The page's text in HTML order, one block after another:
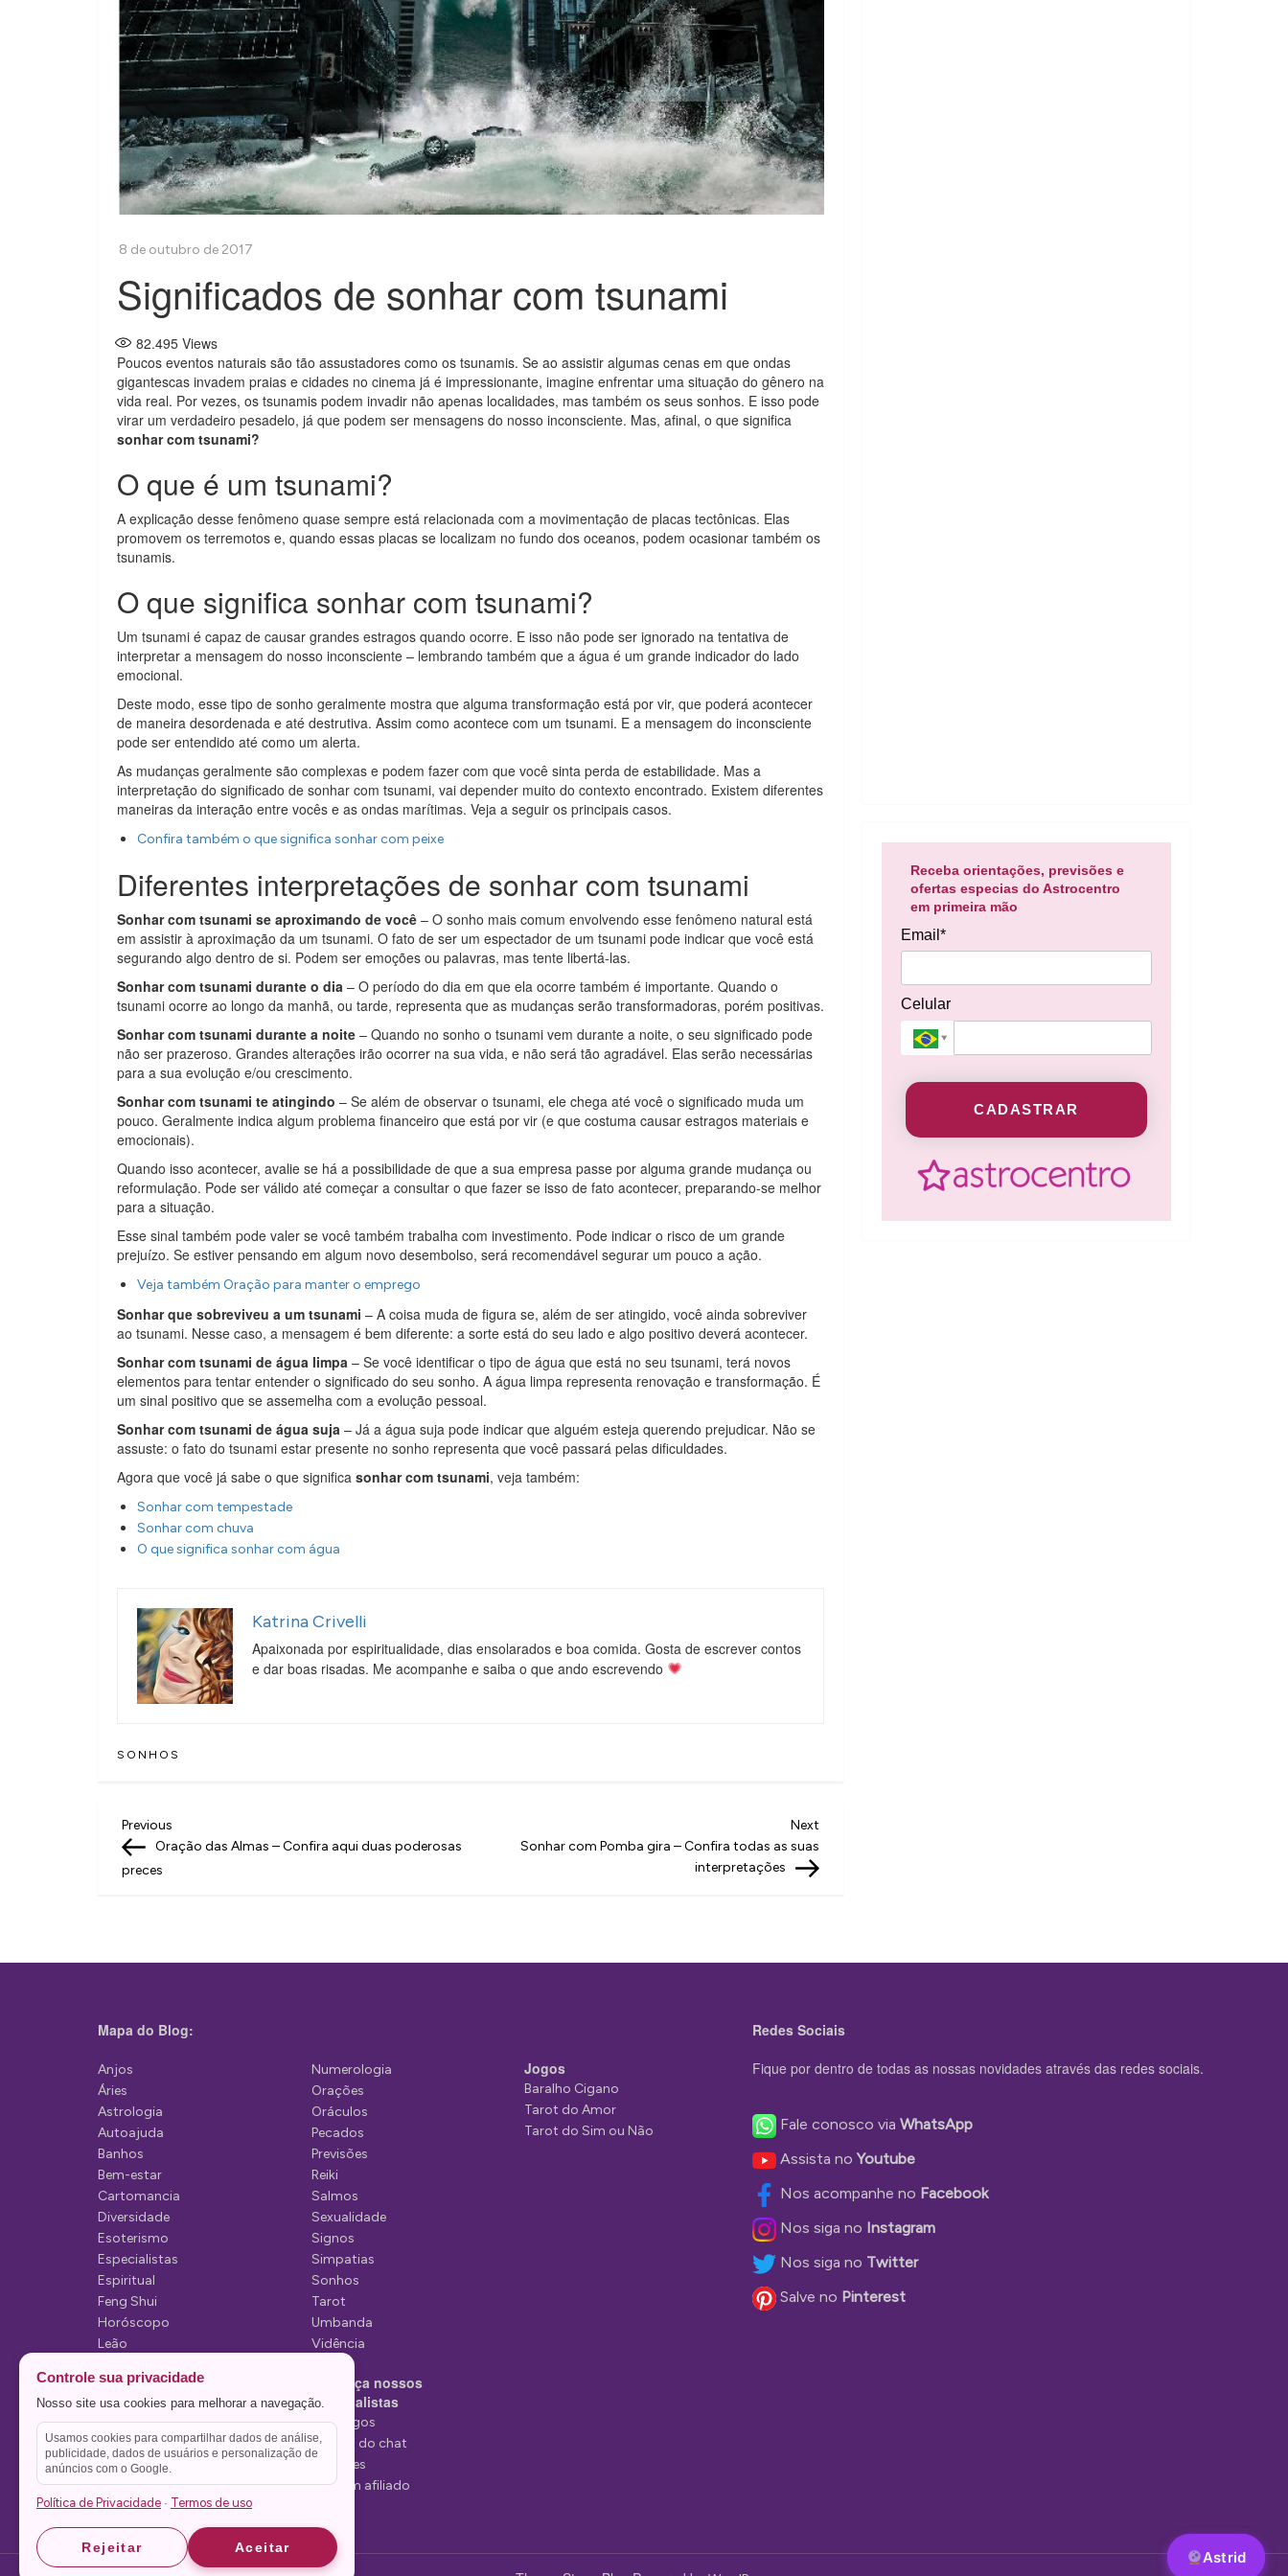
Significados de sonhar com tsunami
82.495 Views
Poucos eventos naturais são tão assustadores como os tsunamis. Se ao assistir algumas cenas em que ondas
gigantescas invadem praias e cidades no cinema já é impressionante, imagine enfrentar uma situação do gênero na
vida real. Por vezes, os tsunamis podem invadir não apenas localidades, mas também os seus sonhos. E isso pode
virar um verdadeiro pesadelo, já que podem ser mensagens do nosso inconsciente. Mas, afinal, o que significa
sonhar com tsunami?
O que é um tsunami?
A explicação desse fenômeno quase sempre está relacionada com a movimentação de placas tectônicas. Elas
promovem os terremotos e, quando essas placas se localizam no fundo dos oceanos, podem ocasionar também os
tsunamis.
O que significa sonhar com tsunami?
Um tsunami é capaz de causar grandes estragos quando ocorre. E isso não pode ser ignorado na tentativa de
interpretar a mensagem do nosso inconsciente – lembrando também que a água é um grande indicador do lado
emocional.
Deste modo, esse tipo de sonho geralmente mostra que alguma transformação está por vir, que poderá acontecer
de maneira desordenada e até destrutiva. Assim como acontece com um tsunami. E a mensagem do inconsciente
pode ser entendido até como um alerta.
As mudanças geralmente são complexas e podem fazer com que você sinta perda de estabilidade. Mas a
interpretação do significado de sonhar com tsunami, vai depender muito do contexto encontrado. Existem diferentes
maneiras da interação entre vocês e as ondas marítimas. Veja a seguir os principais casos.
Confira também o que significa sonhar com peixe
Diferentes interpretações de sonhar com tsunami
Sonhar com tsunami se aproximando de você – O sonho mais comum envolvendo esse fenômeno natural está
em assistir à aproximação da um tsunami. O fato de ser um espectador de um tsunami pode indicar que você está
segurando algo dentro de si. Podem ser emoções ou palavras, mas tente libertá-las.
Sonhar com tsunami durante o dia – O período do dia em que ela ocorre também é importante. Quando o
tsunami ocorre ao longo da manhã, ou tarde, representa que as mudanças serão transformadoras, porém positivas.
Sonhar com tsunami durante a noite – Quando no sonho o tsunami vem durante a noite, o seu significado pode
não ser prazeroso. Grandes alterações irão ocorrer na sua vida, e não será tão agradável. Elas serão necessárias
para a sua evolução e/ou crescimento.
Sonhar com tsunami te atingindo – Se além de observar o tsunami, ele chega até você o significado muda um
pouco. Geralmente indica algum problema financeiro que está por vir (e que costuma causar estragos materiais e
emocionais).
Quando isso acontecer, avalie se há a possibilidade de que a sua empresa passe por alguma grande mudança ou
reformulação. Pode ser válido até começar a consultar o que fazer se isso de fato acontecer, preparando-se melhor
para a situação.
Esse sinal também pode valer se você também trabalha com investimento. Pode indicar o risco de um grande
prejuízo. Se estiver pensando em algum novo desembolso, será recomendável segurar um pouco a ação.
Veja também Oração para manter o emprego
Sonhar que sobreviveu a um tsunami – A coisa muda de figura se, além de ser atingido, você ainda sobreviver
ao tsunami. Nesse caso, a mensagem é bem diferente: a sorte está do seu lado e algo positivo deverá acontecer.
Sonhar com tsunami de água limpa – Se você identificar o tipo de água que está no seu tsunami, terá novos
elementos para tentar entender o significado do seu sonho. A água limpa representa renovação e transformação. É
um sinal positivo que se assemelha com a evolução pessoal.
Sonhar com tsunami de água suja – Já a água suja pode indicar que alguém esteja querendo prejudicar. Não se
assuste: o fato do tsunami estar presente no sonho representa que você passará pelas dificuldades.
Agora que você já sabe o que significa sonhar com tsunami, veja também:
Sonhar com tempestade
Sonhar com chuva
O que significa sonhar com água
Katrina Crivelli
Apaixonada por espiritualidade, dias ensolarados e boa comida. Gosta de escrever contos
e dar boas risadas. Me acompanhe e saiba o que ando escrevendo
SONHOS
N
a
g
ç
o
d
e
P
o
s
t
Previous
Post
Previous
Oração das Almas – Confira aqui duas poderosas
preces
Next
Sonhar com Pomba gira – Confira todas as suas
interpretações
Receba orientações, previsões e
ofertas especias do Astrocentro
em primeira mão
Email*
Celular
CADASTRAR
Mapa do Blog:
Anjos
Áries
Astrologia
Autoajuda
Banhos
Bem-estar
Cartomancia
Diversidade
Esoterismo
Especialistas
Espiritual
Feng Shui
Horóscopo
Leão
Mediunidade
Mensagens
Numerologia
Orações
Oráculos
Pecados
Previsões
Reiki
Salmos
Sexualidade
Signos
Simpatias
Sonhos
Tarot
Umbanda
Vidência
Conheça nossos
Especialistas
Tarólogos
Estelas do chat
Videntes
Seja um afiliado
Jogos
Baralho Cigano
Tarot do Amor
Tarot do Sim ou Não
Redes Sociais
Fique por dentro de todas as nossas novidades através das redes sociais.
Fale conosco via WhatsApp
Assista noYoutube
Nos acompanhe no Facebook
Nos siga no Instagram
Nos siga no Twitter
Salve no Pinterest
Astrid
Astrid
Controle sua privacidade
Nosso site usa cookies para melhorar a navegação.
Usamos cookies para compartilhar dados de análise,
publicidade, dados de usuários e personalização de
anúncios com o Google.
Política de Privacidade · Termos de uso
Rejeitar Aceitar